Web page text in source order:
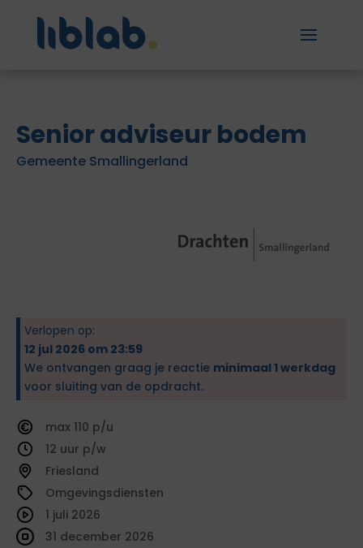
Senior adviseur bodem
Gemeente Smallingerland
Verlopen op:
12 jul 2026 om 23:59
We ontvangen graag je reactie minimaal 1 werkdag
voor sluiting van de opdracht.
110
12
Friesland
Omgevingsdiensten
1 juli 2026
31 december 2026